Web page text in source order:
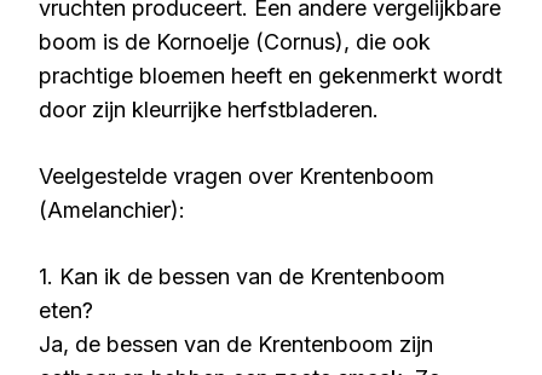
vruchten produceert. Een andere vergelijkbare
boom is de Kornoelje (Cornus), die ook
prachtige bloemen heeft en gekenmerkt wordt
door zijn kleurrijke herfstbladeren.
Veelgestelde vragen over Krentenboom
(Amelanchier):
1. Kan ik de bessen van de Krentenboom
eten?
Ja, de bessen van de Krentenboom zijn